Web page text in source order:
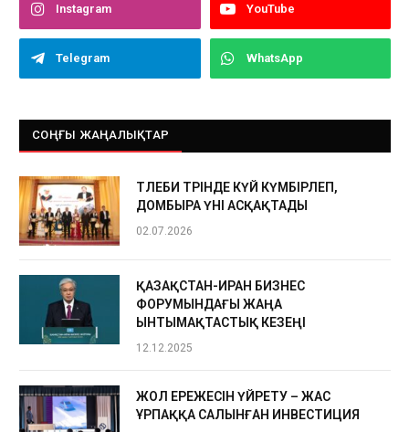
Instagram YouTube
Telegram WhatsApp
СОҢҒЫ ЖАҢАЛЫҚТАР
ТӨЛЕБИ ТӨРІНДЕ КҮЙ КҮМБІРЛЕП,
ДОМБЫРА ҮНІ АСҚАҚТАДЫ
02.07.2026
ҚАЗАҚСТАН-ИРАН БИЗНЕС
ФОРУМЫНДАҒЫ ЖАҢА
ЫНТЫМАҚТАСТЫҚ КЕЗЕҢІ
12.12.2025
ЖОЛ ЕРЕЖЕСІН ҮЙРЕТУ – ЖАС
ҰРПАҚҚА САЛЫНҒАН ИНВЕСТИЦИЯ